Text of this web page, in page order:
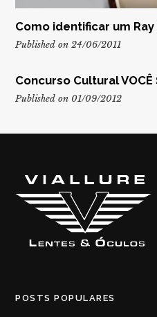
Como identificar um
Published on 24/06/2011
Concurso Cultural VOCÊ
Published on 01/09/2012
POSTS POPULARES